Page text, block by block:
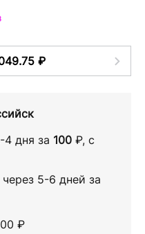
₽
4 дня за 100 ₽, с
5-6 дней за
₽